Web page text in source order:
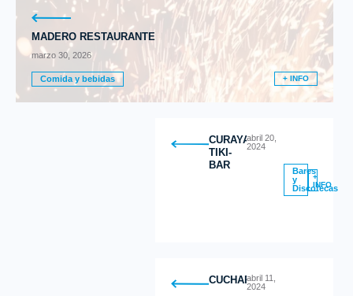
MADERO RESTAURANTE
marzo 30, 2026
Comida y bebidas + INFO
CURAYACU
TIKI-
BAR
abril 20,
2024
Bares
y
Discotecas
+
INFO
CUCHARITAS
abril 11,
2024